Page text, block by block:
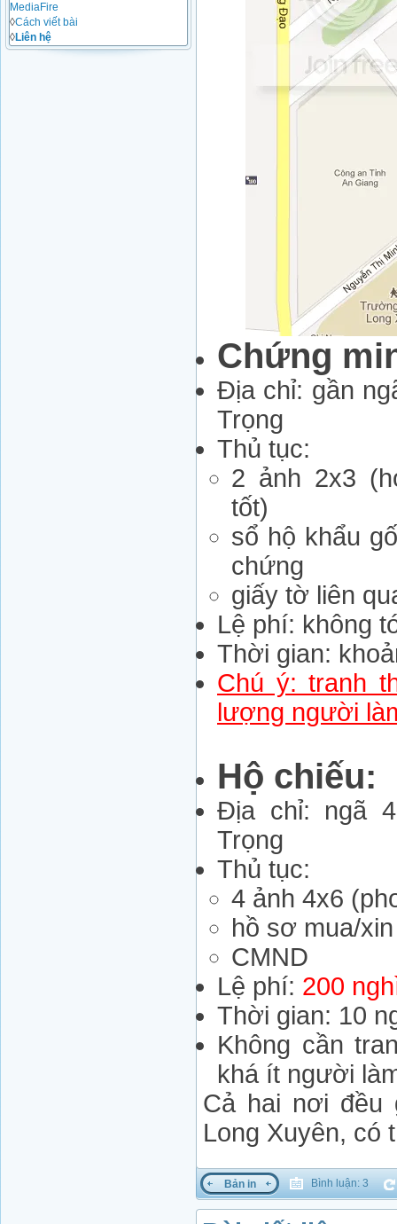
MediaFire
◊Cách viết bài
◊Liên hệ
Chứng
Địa chỉ: gần
Trọng
Thủ tục:
2 ảnh 2x3
tốt)
sổ hộ khẩu
chứng
giấy tờ liên
Lệ phí: không
Thời gian:
Chú ý: tranh
lượng người
Hộ chiếu:
Địa chỉ: ngã
Trọng
Thủ tục:
4 ảnh 4x6
hồ sơ mua/
CMND
Lệ phí: 200
Thời gian: 10
Không cần
khá ít người
Cả hai nơi đều
Long Xuyên, có
Bản in Bình luận: 3